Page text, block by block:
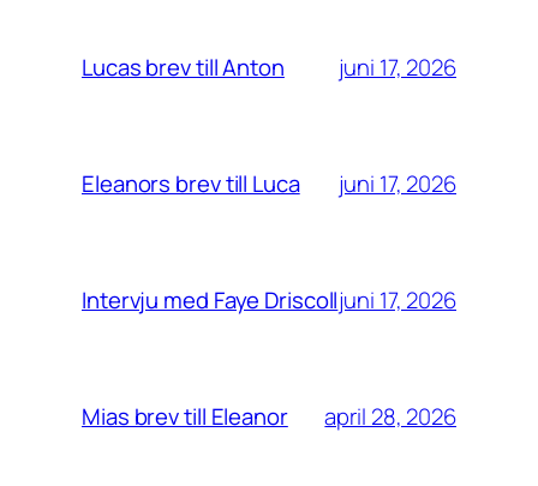
Lucas brev till Anton juni 17, 2026
Eleanors brev till Luca juni 17, 2026
Intervju med Faye Driscolljuni 17, 2026
Mias brev till Eleanor april 28, 2026